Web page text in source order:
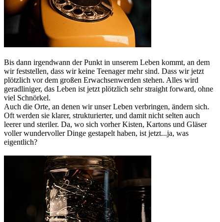
Bis dann irgendwann der Punkt in unserem Leben kommt, an dem
wir feststellen, dass wir keine Teenager mehr sind. Dass wir jetzt
plötzlich vor dem großen Erwachsenwerden stehen. Alles wird
geradliniger, das Leben ist jetzt plötzlich sehr straight forward, ohne
viel Schnörkel.
Auch die Orte, an denen wir unser Leben verbringen, ändern sich.
Oft werden sie klarer, strukturierter, und damit nicht selten auch
leerer und steriler. Da, wo sich vorher Kisten, Kartons und Gläser
voller wundervoller Dinge gestapelt haben, ist jetzt...ja, was
eigentlich?